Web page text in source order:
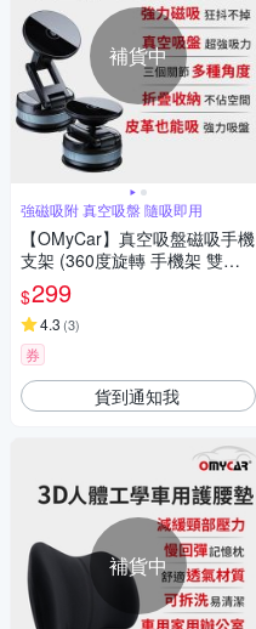
補貨中
強磁吸附 真空吸盤 隨吸即用
【OMyCar】真空吸盤磁吸手機
支架 (360度旋轉 手機架 雙面
吸附 汽車導航 免充電 迷你便
攜)-快
$299
4.3 (3)
券
貨到通知我
補貨中